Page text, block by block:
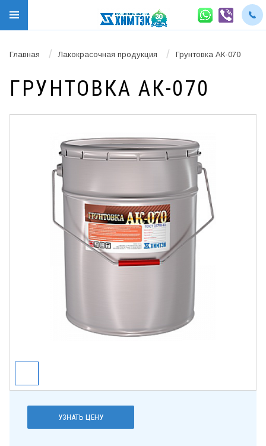
Главная / Лакокрасочная продукция / Грунтовка АК-070
ГРУНТОВКА АК-070
УЗНАТЬ ЦЕНУ